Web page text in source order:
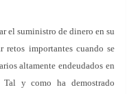
el suministro de dinero en su
retos importantes cuando se
altamente endeudados en
Tal y como ha demostrado